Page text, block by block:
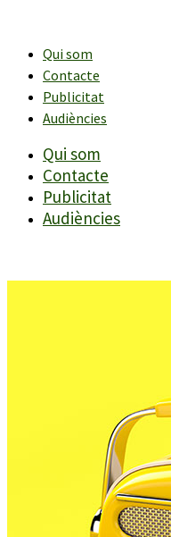
contingutQui som
Contacte
Publicitat
Audiències
Qui som
Contacte
Publicitat
Audiències